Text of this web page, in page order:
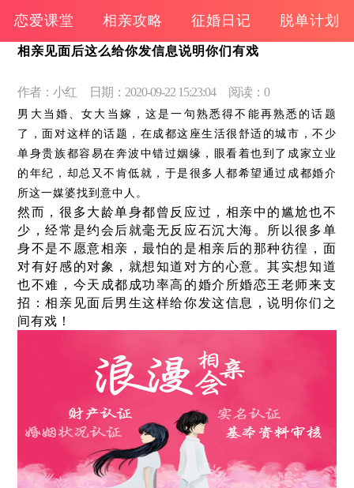
恋爱课堂 相亲攻略 征婚日记 脱单计划
相亲见面后这么给你发信息说明你们有戏
作者：小红 日期：2020-09-22 15:23:04 阅读：0
男大当婚、女大当嫁，这是一句熟悉得不能再熟悉的话题
了，面对这样的话题，在成都这座生活很舒适的城市，不少
单身贵族都容易在奔波中错过姻缘，眼看着也到了成家立业
的年纪，却总又不肯低就，于是很多人都希望通过成都婚介
所这一媒婆找到意中人。
然而，很多大龄单身都曾反应过，相亲中的尴尬也不
少，经常是约会后就毫无反应石沉大海。所以很多单
身不是不愿意相亲，最怕的是相亲后的那种彷徨，面
对有好感的对象，就想知道对方的心意。其实想知道
也不难，今天成都成功率高的婚介所婚恋王老师来支
招：相亲见面后男生这样给你发这信息，说明你们之
间有戏！